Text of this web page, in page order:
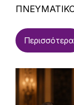
Περισσότερα